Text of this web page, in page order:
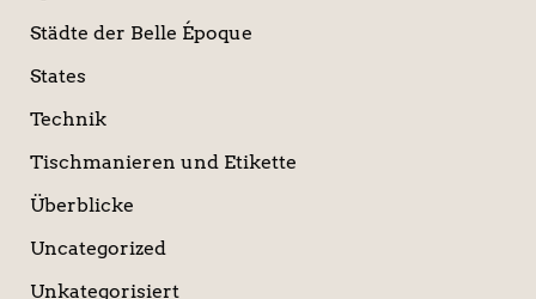
Städte der Belle Époque
States
Technik
Tischmanieren und Etikette
Überblicke
Uncategorized
Unkategorisiert